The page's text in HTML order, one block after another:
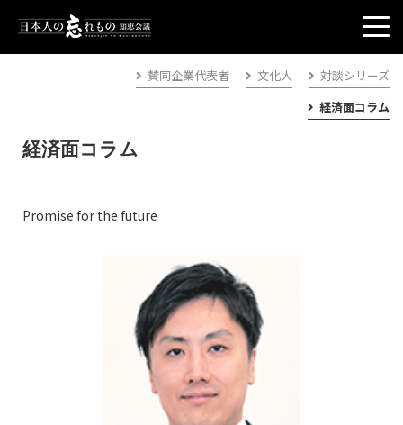
賛同企業代表者 文化人
対談シリーズ
経済面コラム
経済面コラム
Promise for the future